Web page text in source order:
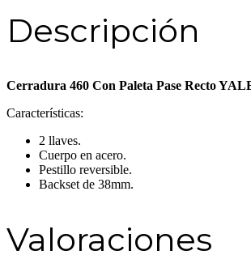
Descripción
Cerradura 460 Con Paleta Pase Recto
Características:
2 llaves.
Cuerpo en acero.
Pestillo reversible.
Backset de 38mm.
Valoraciones